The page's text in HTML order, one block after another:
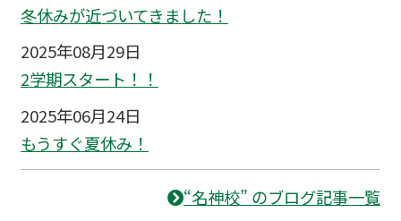
冬休みが近づいてきました！
2025年08月29日
2学期スタート！！
2025年06月24日
もうすぐ夏休み！
“名神校” のブログ記事一覧